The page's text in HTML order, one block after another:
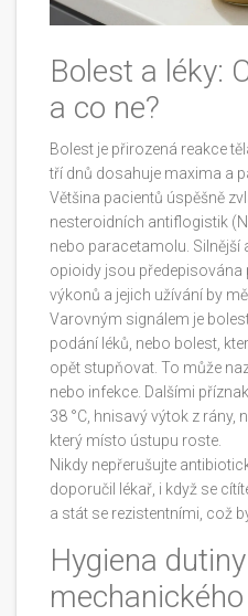
Bolest a léky:
a co ne?
Bolest je přirozená reakce
tří dnů dosahuje maxima a
Většina pacientů úspěšně
nesteroidních antiflogistik
nebo paracetamolu. Silnější
opioidy jsou předepisována
výkonů a jejich užívání by
Varovným signálem je
podání léků, nebo bolest,
opět stupňovat. To může
nebo infekce. Dalšími
38 °C, hnisavý výtok z rány,
který místo ústupu roste.
Nikdy nepřerušujte
doporučil lékař, i když se
a stát se rezistentními, což
Hygiena